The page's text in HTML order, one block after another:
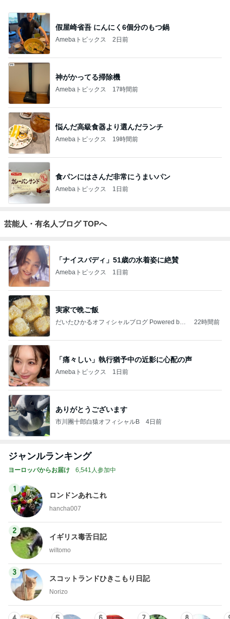
假屋崎省吾 にんにく6個分のもつ鍋
Amebaトピックス 2日前
神がかってる掃除機
Amebaトピックス 17時間前
悩んだ高級食器より選んだランチ
Amebaトピックス 19時間前
食パンにはさんだ非常にうまいパン
Amebaトピックス 1日前
芸能人・有名人ブログ TOPへ
「ナイスバディ」51歳の水着姿に絶賛
Amebaトピックス 1日前
実家で晩ご飯
だいたひかるオフィシャルブログ Powered by
22時間前
「痛々しい」執行猶予中の近影に心配の声
Amebaトピックス 1日前
ありがとうございます
市川團十郎白猿オフィシャルB 4日前
ジャンルランキング
ヨーロッパからお届け 6,541人参加中
1
ロンドンあれこれ
hancha007
2
イギリス毒舌日記
wiltomo
3
スコットランドひきこもり日記
Norizo